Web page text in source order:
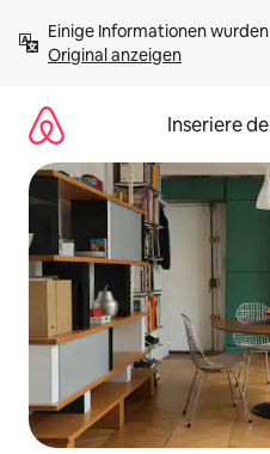
Inhalten
springenOriginal anzeigen
Inseriere